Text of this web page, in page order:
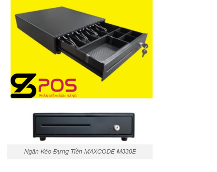
Ngăn Kéo Đựng Tiền MAXCODE M330E